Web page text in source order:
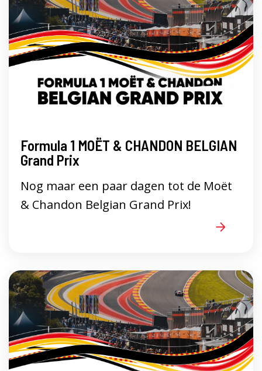
Formula 1 MOËT & CHANDON BELGIAN
Grand Prix
Nog maar een paar dagen tot de Moët
& Chandon Belgian Grand Prix!